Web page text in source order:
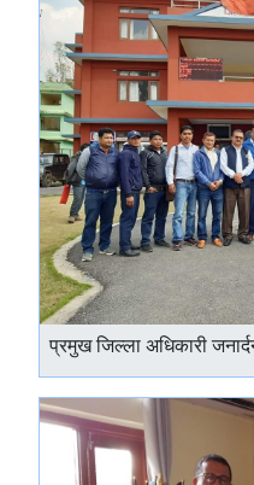
प्रमुख जिल्ला अधिकारी